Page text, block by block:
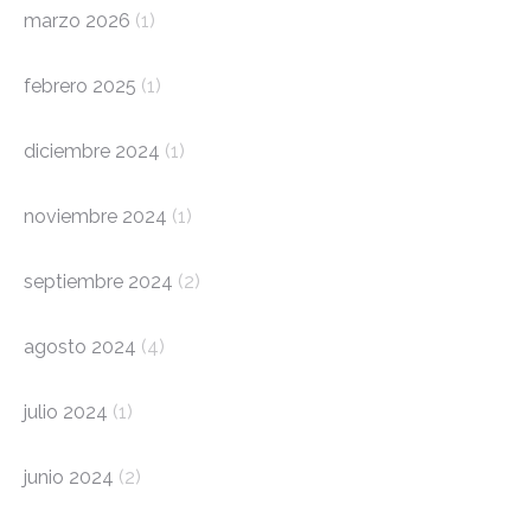
marzo 2026 (1)
febrero 2025 (1)
diciembre 2024 (1)
noviembre 2024 (1)
septiembre 2024 (2)
agosto 2024 (4)
julio 2024 (1)
junio 2024 (2)